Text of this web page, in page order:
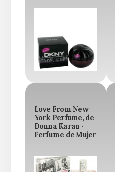
Love From New
York Perfume, de
Donna Karan ·
Perfume de Mujer